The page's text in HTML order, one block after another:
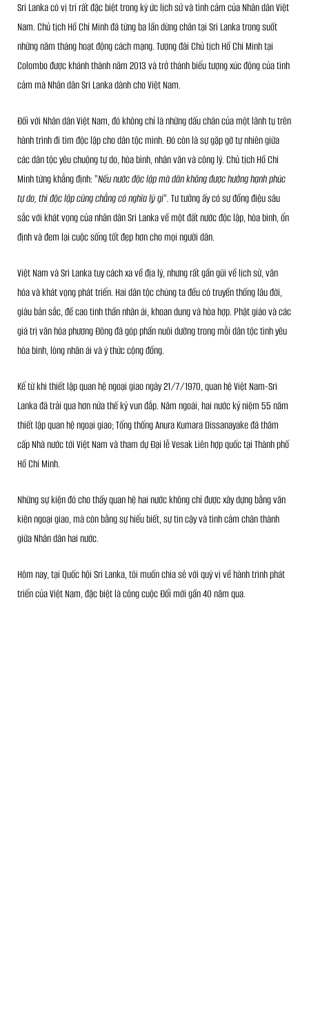
Sri Lanka có vị trí rất đặc biệt trong ký ức lịch sử và tình cảm của Nhân dân Việt
Nam. Chủ tịch Hồ Chí Minh đã từng ba lần dừng chân tại Sri Lanka trong suốt
những năm tháng hoạt động cách mạng. Tượng đài Chủ tịch Hồ Chí Minh tại
Colombo được khánh thành năm 2013 và trở thành biểu tượng xúc động của tình
cảm mà Nhân dân Sri Lanka dành cho Việt Nam.
Đối với Nhân dân Việt Nam, đó không chỉ là những dấu chân của một lãnh tụ trên
hành trình đi tìm độc lập cho dân tộc mình. Đó còn là sự gặp gỡ tự nhiên giữa
các dân tộc yêu chuộng tự do, hòa bình, nhân văn và công lý. Chủ tịch Hồ Chí
Minh từng khẳng định: "Nếu nước độc lập mà dân không được hưởng hạnh phúc
tự do, thì độc lập cũng chẳng có nghĩa lý gì". Tư tưởng ấy có sự đồng điệu sâu
sắc với khát vọng của nhân dân Sri Lanka về một đất nước độc lập, hòa bình, ổn
định và đem lại cuộc sống tốt đẹp hơn cho mọi người dân.
Việt Nam và Sri Lanka tuy cách xa về địa lý, nhưng rất gần gũi về lịch sử, văn
hóa và khát vọng phát triển. Hai dân tộc chúng ta đều có truyền thống lâu đời,
giàu bản sắc, đề cao tinh thần nhân ái, khoan dung và hòa hợp. Phật giáo và các
giá trị văn hóa phương Đông đã góp phần nuôi dưỡng trong mỗi dân tộc tình yêu
hòa bình, lòng nhân ái và ý thức cộng đồng.
Kể từ khi thiết lập quan hệ ngoại giao ngày 21/7/1970, quan hệ Việt Nam-Sri
Lanka đã trải qua hơn nửa thế kỷ vun đắp. Năm ngoái, hai nước kỷ niệm 55 năm
thiết lập quan hệ ngoại giao; Tổng thống Anura Kumara Dissanayake đã thăm
cấp Nhà nước tới Việt Nam và tham dự Đại lễ Vesak Liên hợp quốc tại Thành phố
Hồ Chí Minh.
Những sự kiện đó cho thấy quan hệ hai nước không chỉ được xây dựng bằng văn
kiện ngoại giao, mà còn bằng sự hiểu biết, sự tin cậy và tình cảm chân thành
giữa Nhân dân hai nước.
Hôm nay, tại Quốc hội Sri Lanka, tôi muốn chia sẻ với quý vị về hành trình phát
triển của Việt Nam, đặc biệt là công cuộc Đổi mới gần 40 năm qua.